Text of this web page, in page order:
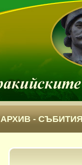
АРХИВ -